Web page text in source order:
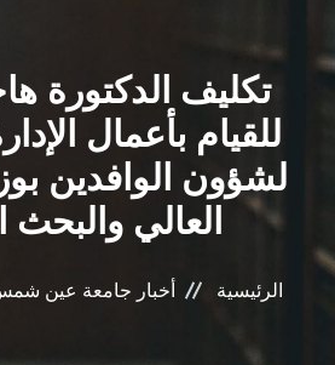
تكليف الدكتورة
للقيام بأعمال
لشؤون الوافدين
العالي والبحث
الرئيسية أخبار جامعة عين